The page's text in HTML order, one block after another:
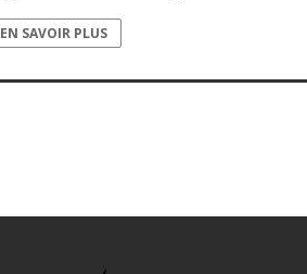
EN SAVOIR PLUS